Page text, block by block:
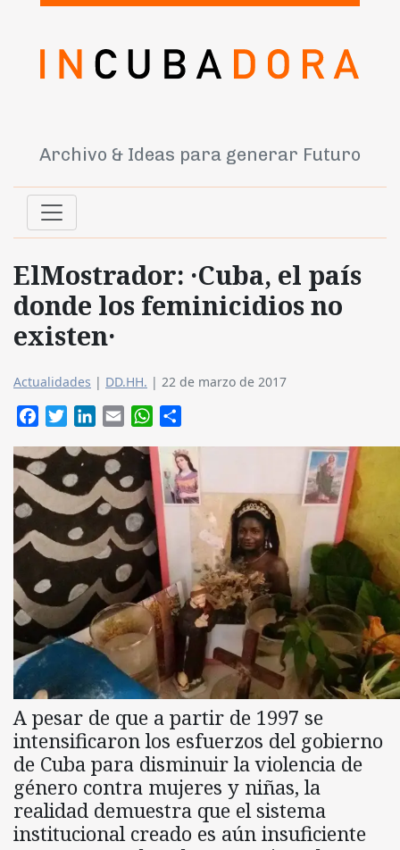
Archivo & Ideas para generar Futuro
ElMostrador: ·Cuba, el país
donde los feminicidios no
existen·
Actualidades | DD.HH. | 22 de marzo de 2017
FacebookTwitterLinkedIn
Email WhatsApp
A pesar de que a partir de 1997 se
intensificaron los esfuerzos del gobierno
de Cuba para disminuir la violencia de
género contra mujeres y niñas, la
realidad demuestra que el sistema
institucional creado es aún insuficiente